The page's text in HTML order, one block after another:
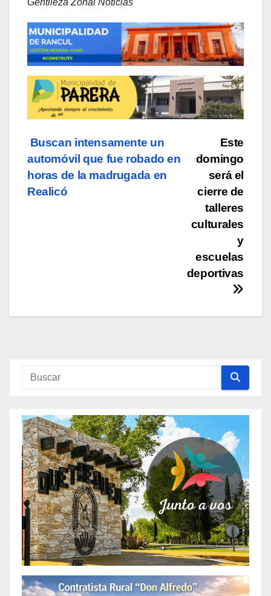
Gentileza Zonal Noticias
Navegación
de
entradas
Este
domingo
será el
cierre de
talleres
culturales
y
escuelas
deportivas
Buscan intensamente un
automóvil que fue robado en
horas de la madrugada en
Realicó